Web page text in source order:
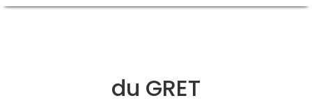
du GRET